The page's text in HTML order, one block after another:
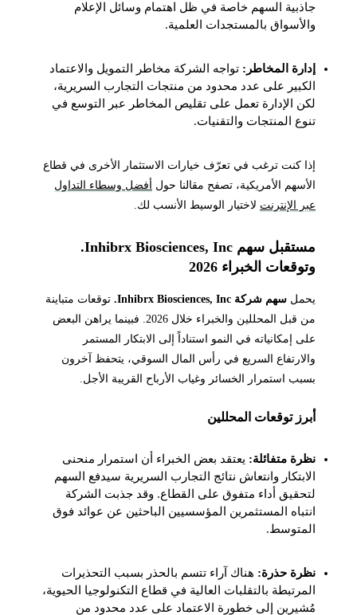
جاذبية السهم خاصة في ظل اهتمام وسائل الإعلام
والأسواق بالمستجدات العلمية.
إدارة المخاطر: تواجه الشركة مخاطر التمويل والاعتماد
الكبير على عدد محدود من منتجات التجارب السريرية،
لكن الإدارة تعمل على تقليص المخاطر عبر التوسع في
تنوع المنتجات والتقنيات.
إذا كنت ترغب في تعرّف خيارات الاستثمار الأخرى في قطاع
الأسهم الأمريكية، تصفح مقالنا حول أفضل وسطاء التداول
عبر الإنترنتلاختيار الوسيط الأنسب لك.
مستقبل سهم Inhibrx Biosciences, Inc.
وتوقعات الخبراء 2026
يحمل سهم شركة Inhibrx Biosciences, Inc.
توقعات متباينة
من قبل المحللين والخبراء خلال 2026. فبينما يراهن البعض
على إمكانياته في النمو استناداً إلى الابتكار المستمر
والارتفاع السريع في رأس المال السوقي، يتحفظ آخرون
بسبب استمرار الخسائر وغياب الأرباح القريبة الأجل.
أبرز توقعات المحللين
نظرة متفائلة:يعتقد بعض الخبراء أن استمرار منحنى
الابتكار وانتعاش نتائج التجارب السريرية سيدفع السهم
لتحقيق أداء متفوق على القطاع. وقد جذبت الشركة
انتباه المستثمرين المؤسسيين الباحثين عن عوائد فوق
المتوسط.
نظرة حذرة:هناك آراء تتسم بالحذر بسبب التحذيرات
المرتبطة بالتقلبات العالية في قطاع التكنولوجيا الحيوية،
مُشيرين إلى خطورة الاعتماد على عدد محدود من